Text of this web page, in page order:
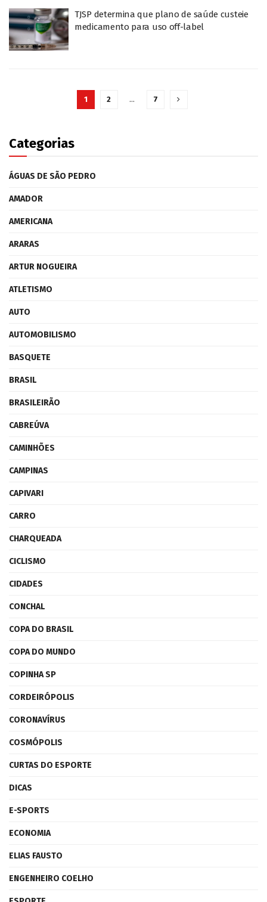
TJSP determina que plano de saúde custeie
medicamento para uso off-label
1 2 … 7
Categorias
ÁGUAS DE SÃO PEDRO
AMADOR
AMERICANA
ARARAS
ARTUR NOGUEIRA
ATLETISMO
AUTO
AUTOMOBILISMO
BASQUETE
BRASIL
BRASILEIRÃO
CABREÚVA
CAMINHÕES
CAMPINAS
CAPIVARI
CARRO
CHARQUEADA
CICLISMO
CIDADES
CONCHAL
COPA DO BRASIL
COPA DO MUNDO
COPINHA SP
CORDEIRÓPOLIS
CORONAVÍRUS
COSMÓPOLIS
CURTAS DO ESPORTE
DICAS
E-SPORTS
ECONOMIA
ELIAS FAUSTO
ENGENHEIRO COELHO